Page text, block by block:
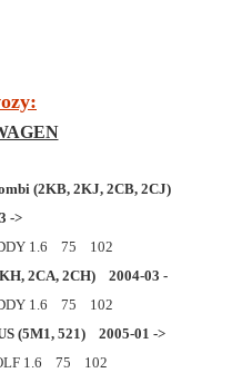
(2KB, 2KJ, 2CB, 2CJ)
->
1.6 75 102
2CA, 2CH) 2004-03 -
1.6 75 102
(5M1, 521) 2005-01 ->
1.6 75 102